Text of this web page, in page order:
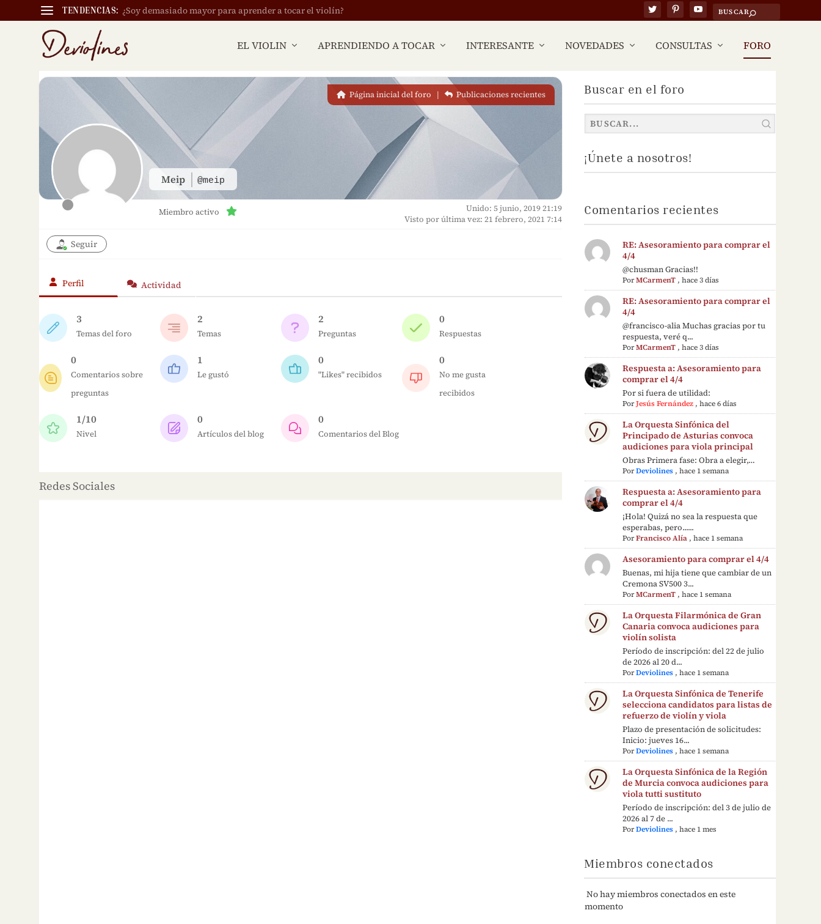
TENDENCIAS: ¿Soy demasiado mayor para aprender a tocar el violín?
EL VIOLIN APRENDIENDO A TOCAR INTERESANTE NOVEDADES CONSULTAS FORO
Meip @meip
Página inicial del foro | Publicaciones recientes
Miembro activo
Unido: 5 junio, 2019 21:19
Visto por última vez: 21 febrero, 2021 7:14
Seguir
Perfil Actividad
3
Temas del foro
2
Temas
2
Preguntas
0
Respuestas
0
Comentarios sobre
preguntas
1
Le gustó
0
"Likes" recibidos
0
No me gusta
recibidos
1/10
Nivel
0
Artículos del blog
0
Comentarios del Blog
Redes Sociales
Buscar en el foro
¡Únete a nosotros!
Comentarios recientes
RE: Asesoramiento para comprar el
4/4
@chusman Gracias!!
PorMCarmenT ,hace 3 días
RE: Asesoramiento para comprar el
4/4
@francisco-alia Muchas gracias por tu
respuesta, veré q...
PorMCarmenT ,hace 3 días
Respuesta a: Asesoramiento para
comprar el 4/4
Por si fuera de utilidad:
PorJesús Fernández ,hace 6 días
La Orquesta Sinfónica del
Principado de Asturias convoca
audiciones para viola principal
Obras Primera fase: Obra a elegir,…
PorDeviolines ,hace 1 semana
Respuesta a: Asesoramiento para
comprar el 4/4
¡Hola! Quizá no sea la respuesta que
esperabas, pero......
PorFrancisco Alía ,hace 1 semana
Asesoramiento para comprar el 4/4
Buenas, mi hija tiene que cambiar de un
Cremona SV500 3...
PorMCarmenT ,hace 1 semana
La Orquesta Filarmónica de Gran
Canaria convoca audiciones para
violín solista
Período de inscripción: del 22 de julio
de 2026 al 20 d...
PorDeviolines ,hace 1 semana
La Orquesta Sinfónica de Tenerife
selecciona candidatos para listas de
refuerzo de violín y viola
Plazo de presentación de solicitudes:
Inicio: jueves 16...
PorDeviolines ,hace 1 semana
La Orquesta Sinfónica de la Región
de Murcia convoca audiciones para
viola tutti sustituto
Período de inscripción: del 3 de julio de
2026 al 7 de ...
PorDeviolines ,hace 1 mes
Miembros conectados
No hay miembros conectados en este
momento